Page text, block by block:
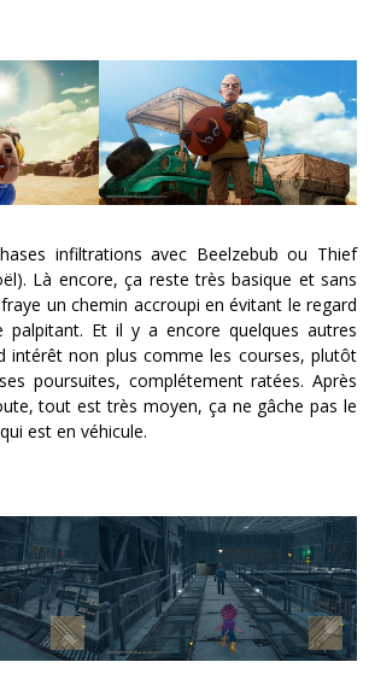
infiltrations avec Beelzebub ou Thief
Là encore, ça reste très basique et sans
un chemin accroupi en évitant le regard
palpitant. Et il y a encore quelques autres
intérêt non plus comme les courses, plutôt
poursuites, complétement ratées. Après
tout est très moyen, ça ne gâche pas le
est en véhicule.